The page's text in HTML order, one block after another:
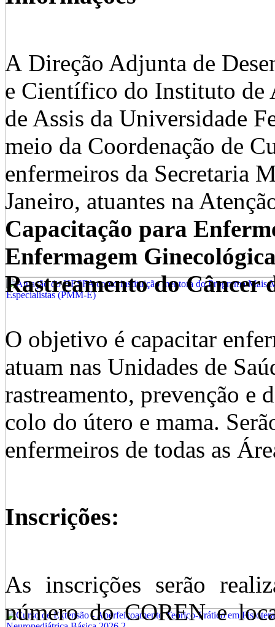
A Direção Adjunta de
e Científico do Instituto de
de Assis da Universidade
meio da Coordenação de
enfermeiros da Secretaria
Janeiro, atuantes na
Capacitação para
Enfermagem
Rastreamento do Câncer
O objetivo é capacitar
atuam nas Unidades de
rastreamento, prevenção e
colo do útero e mama.
enfermeiros de todas as
Inscrições:
As inscrições serão
número do COREN e